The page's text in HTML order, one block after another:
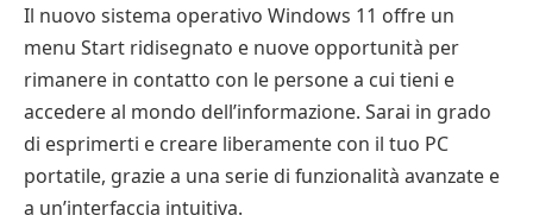
Il nuovo sistema operativo Windows 11 offre un
menu Start ridisegnato e nuove opportunità per
rimanere in contatto con le persone a cui tieni e
accedere al mondo dell’informazione. Sarai in grado
di esprimerti e creare liberamente con il tuo PC
portatile, grazie a una serie di funzionalità avanzate e
a un’interfaccia intuitiva.